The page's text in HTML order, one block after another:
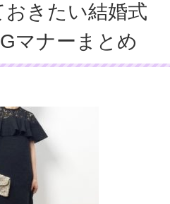
きたい結婚式
マナーまとめ